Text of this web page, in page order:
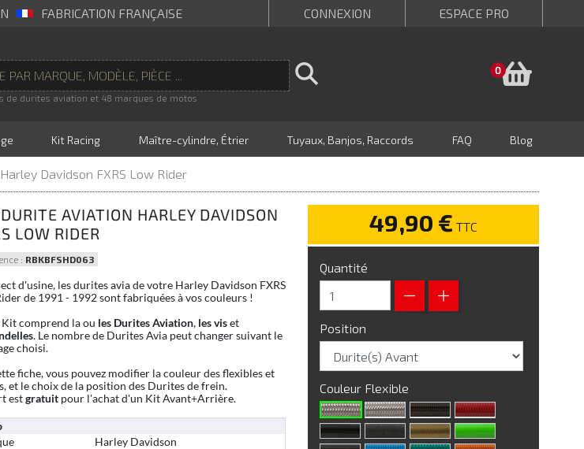
FABRICATION FRANÇAISE CONNEXION ESPACE PRO
de durites aviation et 48 marques de motos
0
Kit Racing Maître-cylindre, Étrier Tuyaux, Banjos, Raccords FAQ Blog
Davidson FXRS Low Rider
AVIATION HARLEY DAVIDSON
LOW RIDER
: RBKBFSHD063
d'usine, les durites avia de votre Harley Davidson FXRS
de 1991 - 1992 sont fabriquées à vos couleurs !
comprend la ou les Durites Aviation, les viset
. Le nombre de Durites Avia peut changer suivant le
choisi.
fiche, vous pouvez modifier la couleur des flexibles et
et le choix de la position des Durites de frein.
estgratuitpour l'achat d'un Kit Avant+Arrière.
Harley Davidson
49,90 € TTC
Quantité
Position
Couleur Flexible